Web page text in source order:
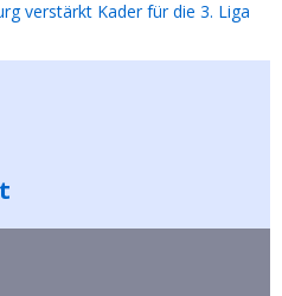
verstärkt Kader für die 3. Liga